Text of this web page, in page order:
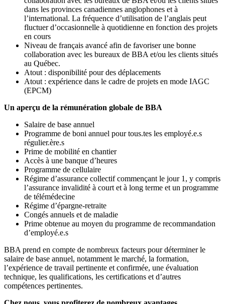
dans les provinces canadiennes anglophones et à
l’international. La fréquence d’utilisation de l’anglais peut
fluctuer d’occasionnelle à quotidienne en fonction des projets
en cours
Niveau de français avancé afin de favoriser une bonne
collaboration avec les bureaux de BBA et/ou les clients situés
au Québec.
Atout : disponibilité pour des déplacements
Atout : expérience dans le cadre de projets en mode IAGC
(EPCM)
Un aperçu de la rémunération globale de BBA
Salaire de base annuel
Programme de boni annuel pour tous.tes les employé.e.s
régulier.ère.s
Prime de mobilité en chantier
Accès à une banque d’heures
Programme de cellulaire
Régime d’assurance collectif commençant le jour 1, y compris
l’assurance invalidité à court et à long terme et un programme
de télémédecine
Régime d’épargne-retraite
Congés annuels et de maladie
Prime obtenue au moyen du programme de recommandation
d’employé.e.s
BBA prend en compte de nombreux facteurs pour déterminer le
salaire de base annuel, notamment le marché, la formation,
l’expérience de travail pertinente et confirmée, une évaluation
technique, les qualifications, les certifications et d’autres
compétences pertinentes.